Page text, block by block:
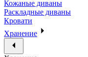
Кожаные диваны
Раскладные диваны
Кровати
Хранение